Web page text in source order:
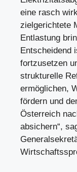
eine rasch
zielgerichtete
Entlastung
Entscheidend
fortzusetzen
strukturelle
ermöglichen,
fördern und
Österreich
absichern“,